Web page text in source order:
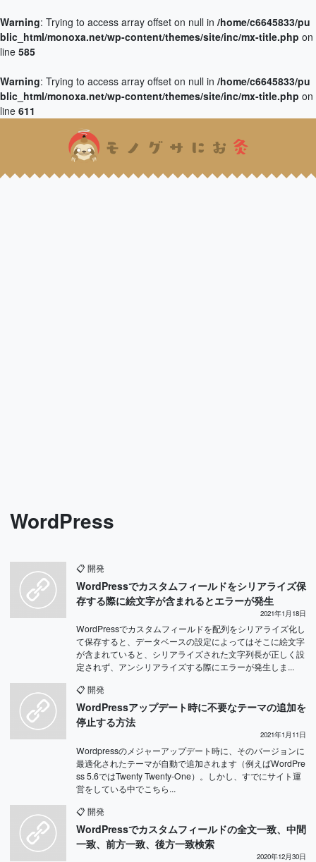
Warning: Trying to access array offset on null in /home/c6645833/pu
blic_html/monoxa.net/wp-content/themes/site/inc/mx-title.php on
line 585
Warning: Trying to access array offset on null in /home/c6645833/pu
blic_html/monoxa.net/wp-content/themes/site/inc/mx-title.php on
line 611
WordPress
📋 開発
WordPressでカスタムフィールドをシリアライズ保
存する際に絵文字が含まれるとエラーが発生
2021年1月18日
WordPressでカスタムフィールドを配列をシリアライズ化し
て保存すると、データベースの設定によってはそこに絵文字
が含まれていると、シリアライズされた文字列長が正しく設
定されず、アンシリアライズする際にエラーが発生しま...
📋 開発
WordPressアップデート時に不要なテーマの追加を
停止する方法
2021年1月11日
Wordpressのメジャーアップデート時に、そのバージョンに
最適化されたテーマが自動で追加されます（例えばWordPre
ss 5.6ではTwenty Twenty-One）。しかし、すでにサイト運
営をしている中でこちら...
📋 開発
WordPressでカスタムフィールドの全文一致、中間
一致、前方一致、後方一致検索
2020年12月30日